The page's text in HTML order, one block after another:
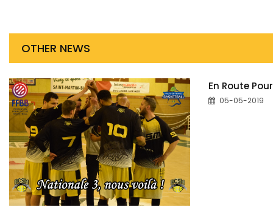
OTHER NEWS
En Route
05-05-2019